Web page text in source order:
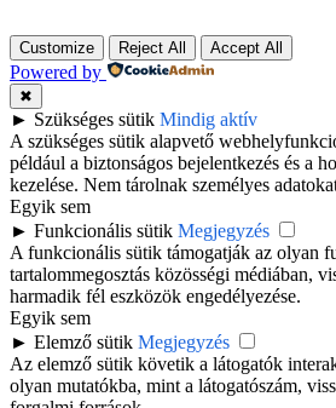
Customize Reject All Accept All
Powered by
✖
► Szükséges sütik Mindig aktív
A szükséges sütik alapvető
például a biztonságos bejelentkezés és a
kezelése. Nem tárolnak személyes
Egyik sem
► Funkcionális sütik Megjegyzés
A funkcionális sütik támogatják az olyan
tartalommegosztás közösségi médiában,
harmadik fél eszközök engedélyezése.
Egyik sem
► Elemző sütik Megjegyzés
Az elemző sütik követik a látogatók
olyan mutatókba, mint a látogatószám,